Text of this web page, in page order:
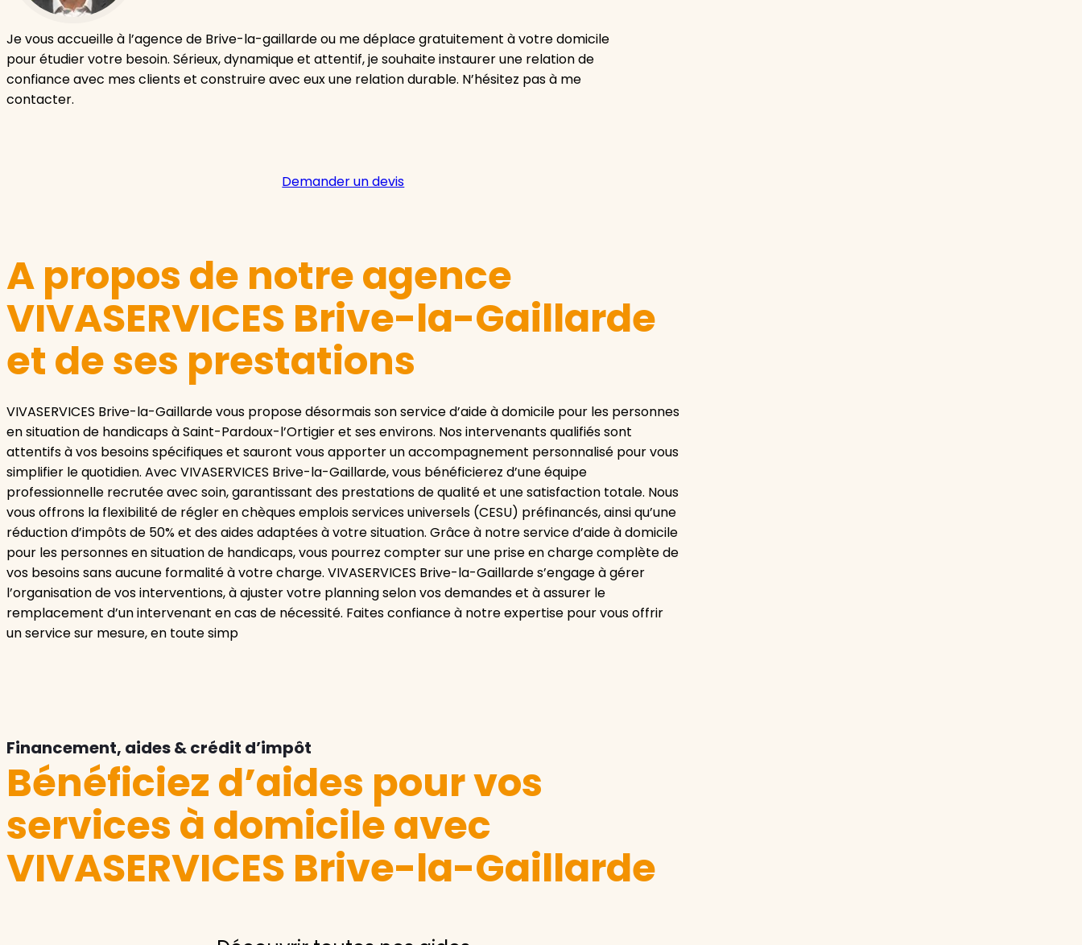
Je vous accueille à l’agence de Brive-la-gaillarde ou me déplace gratuitement à votre domicile
pour étudier votre besoin. Sérieux, dynamique et attentif, je souhaite instaurer une relation de
confiance avec mes clients et construire avec eux une relation durable. N’hésitez pas à me
contacter.
Demander un devis
A propos de notre agence
VIVASERVICES Brive-la-Gaillarde
et de ses prestations
VIVASERVICES Brive-la-Gaillarde vous propose désormais son service d’aide à domicile pour les personnes
en situation de handicaps à Saint-Pardoux-l’Ortigier et ses environs. Nos intervenants qualifiés sont
attentifs à vos besoins spécifiques et sauront vous apporter un accompagnement personnalisé pour vous
simplifier le quotidien. Avec VIVASERVICES Brive-la-Gaillarde, vous bénéficierez d’une équipe
professionnelle recrutée avec soin, garantissant des prestations de qualité et une satisfaction totale. Nous
vous offrons la flexibilité de régler en chèques emplois services universels (CESU) préfinancés, ainsi qu’une
réduction d’impôts de 50% et des aides adaptées à votre situation. Grâce à notre service d’aide à domicile
pour les personnes en situation de handicaps, vous pourrez compter sur une prise en charge complète de
vos besoins sans aucune formalité à votre charge. VIVASERVICES Brive-la-Gaillarde s’engage à gérer
l’organisation de vos interventions, à ajuster votre planning selon vos demandes et à assurer le
remplacement d’un intervenant en cas de nécessité. Faites confiance à notre expertise pour vous offrir
un service sur mesure, en toute simp
Financement, aides & crédit d’impôt
Bénéficiez d’aides pour vos
services à domicile avec
VIVASERVICES Brive-la-Gaillarde